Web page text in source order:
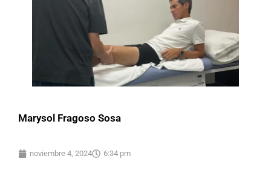
Marysol Fragoso Sosa
noviembre 4, 2024 6:34 pm